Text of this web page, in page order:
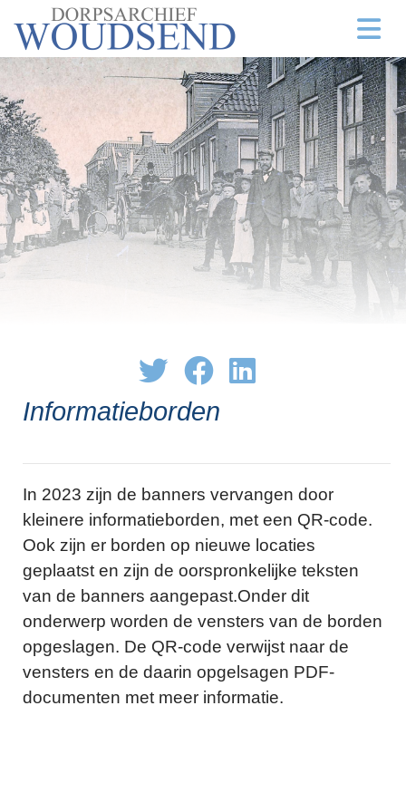
Informatieborden
In 2023 zijn de banners vervangen door
kleinere informatieborden, met een QR-code.
Ook zijn er borden op nieuwe locaties
geplaatst en zijn de oorspronkelijke teksten
van de banners aangepast.Onder dit
onderwerp worden de vensters van de borden
opgeslagen. De QR-code verwijst naar de
vensters en de daarin opgelsagen PDF-
documenten met meer informatie.